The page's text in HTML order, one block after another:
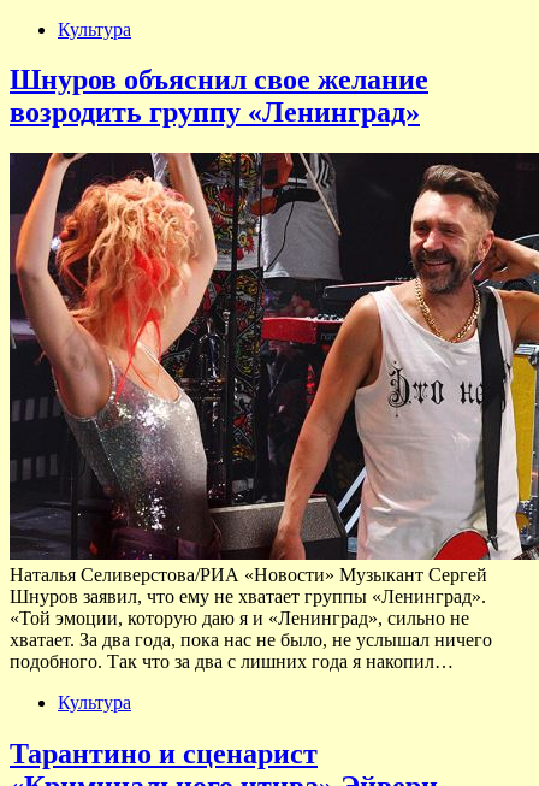
Культура
Шнуров объяснил свое желание
возродить группу «Ленинград»
Наталья Селиверстова/РИА «Новости» Музыкант Сергей
Шнуров заявил, что ему не хватает группы «Ленинград».
«Той эмоции, которую даю я и «Ленинград», сильно не
хватает. За два года, пока нас не было, не услышал ничего
подобного. Так что за два с лишних года я накопил…
Культура
Тарантино и сценарист